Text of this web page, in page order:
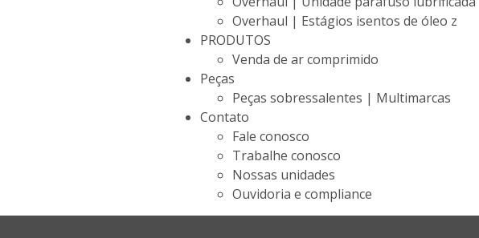
Overhaul | Estágios isentos de óleo z
PRODUTOS
Venda de ar comprimido
Peças
Peças sobressalentes | Multimarcas
Contato
Fale conosco
Trabalhe conosco
Nossas unidades
Ouvidoria e compliance